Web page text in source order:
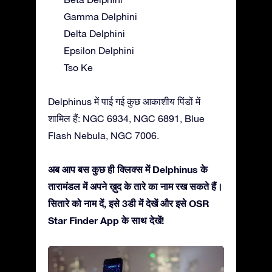
Gamma Delphini
Delta Delphini
Epsilon Delphini
Tso Ke
Delphinus में पाई गई कुछ आकाशीय पिंडों में
शामिल हैं: NGC 6934, NGC 6891, Blue
Flash Nebula, NGC 7006.
अब आप बस कुछ ही क्लिक्स में Delphinus के
तारामंडल में अपने ख़ुद के तारे का नाम रख सकते हैं।
सितारे को नाम दें, इसे 3डी में देखें और इसे OSR
Star Finder App के साथ देखें!